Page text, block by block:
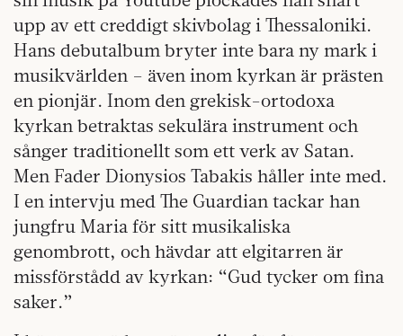
upp av ett creddigt skivbolag i Thessaloniki.
Hans debutalbum bryter inte bara ny mark i
musikvärlden – även inom kyrkan är prästen
en pionjär. Inom den grekisk-ortodoxa
kyrkan betraktas sekulära instrument och
sånger traditionellt som ett verk av Satan.
Men Fader Dionysios Tabakis håller inte med.
I en intervju med The Guardian tackar han
jungfru Maria för sitt musikaliska
genombrott, och hävdar att elgitarren är
missförstådd av kyrkan: “Gud tycker om fina
saker.”